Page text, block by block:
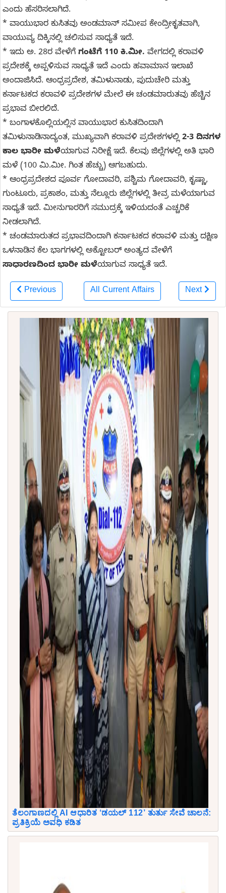
ಎಂದು ಹೆಸರಿಸಲಾಗಿದೆ.
* ವಾಯುಭಾರ ಕುಸಿತವು ಅಂಡಮಾನ್ ಸಮೀಪ ಕೇಂದ್ರೀಕೃತವಾಗಿ,
ವಾಯುವ್ಯ ದಿಕ್ಕಿನಲ್ಲಿ ಚಲಿಸುವ ಸಾಧ್ಯತೆ ಇದೆ.
* ಇದು ಅ. 28ರ ವೇಳೆಗೆ ಗಂಟೆಗೆ 110 ಕಿ.ಮೀ. ವೇಗದಲ್ಲಿ ಕರಾವಳಿ
ಪ್ರದೇಶಕ್ಕೆ ಅಪ್ಪಳಿಸುವ ಸಾಧ್ಯತೆ ಇದೆ ಎಂದು ಹವಾಮಾನ ಇಲಾಖೆ
ಅಂದಾಜಿಸಿದೆ. ಆಂಧ್ರಪ್ರದೇಶ, ತಮಿಳುನಾಡು, ಪುದುಚೇರಿ ಮತ್ತು
ಕರ್ನಾಟಕದ ಕರಾವಳಿ ಪ್ರದೇಶಗಳ ಮೇಲೆ ಈ ಚಂಡಮಾರುತವು ಹೆಚ್ಚಿನ
ಪ್ರಭಾವ ಬೀರಲಿದೆ.
* ಬಂಗಾಳಕೊಲ್ಲಿಯಲ್ಲಿನ ವಾಯುಭಾರ ಕುಸಿತದಿಂದಾಗಿ
ತಮಿಳುನಾಡಿನಾದ್ಯಂತ, ಮುಖ್ಯವಾಗಿ ಕರಾವಳಿ ಪ್ರದೇಶಗಳಲ್ಲಿ2-3 ದಿನಗಳ
ಕಾಲ ಭಾರೀ ಮಳೆಯಾಗುವ ನಿರೀಕ್ಷೆ ಇದೆ. ಕೆಲವು ಜಿಲ್ಲೆಗಳಲ್ಲಿ ಅತಿ ಭಾರಿ
ಮಳೆ (100 ಮಿ.ಮೀ. ಗಿಂತ ಹೆಚ್ಚು) ಆಗಬಹುದು.
* ಆಂಧ್ರಪ್ರದೇಶದ ಪೂರ್ವ ಗೋದಾವರಿ, ಪಶ್ಚಿಮ ಗೋದಾವರಿ, ಕೃಷ್ಣಾ,
ಗುಂಟೂರು, ಪ್ರಕಾಶಂ, ಮತ್ತು ನೆಲ್ಲೂರು ಜಿಲ್ಲೆಗಳಲ್ಲಿ ತೀವ್ರ ಮಳೆಯಾಗುವ
ಸಾಧ್ಯತೆ ಇದೆ. ಮೀನುಗಾರರಿಗೆ ಸಮುದ್ರಕ್ಕೆ ಇಳಿಯದಂತೆ ಎಚ್ಚರಿಕೆ
ನೀಡಲಾಗಿದೆ.
* ಚಂಡಮಾರುತದ ಪ್ರಭಾವದಿಂದಾಗಿ ಕರ್ನಾಟಕದ ಕರಾವಳಿ ಮತ್ತು ದಕ್ಷಿಣ
ಒಳನಾಡಿನ ಕೆಲ ಭಾಗಗಳಲ್ಲಿ ಅಕ್ಟೋಬರ್ ಅಂತ್ಯದ ವೇಳೆಗೆ
ಸಾಧಾರಣದಿಂದ ಭಾರೀ ಮಳೆಯಾಗುವ ಸಾಧ್ಯತೆ ಇದೆ.
Previous All Current Affairs Next
ತೆಲಂಗಾಣದಲ್ಲಿ AI ಆಧಾರಿತ ‘ಡಯಲ್ 112’ ತುರ್ತು ಸೇವೆ ಚಾಲನೆ:
ಪ್ರತಿಕ್ರಿಯೆ ಅವಧಿ ಕಡಿತ